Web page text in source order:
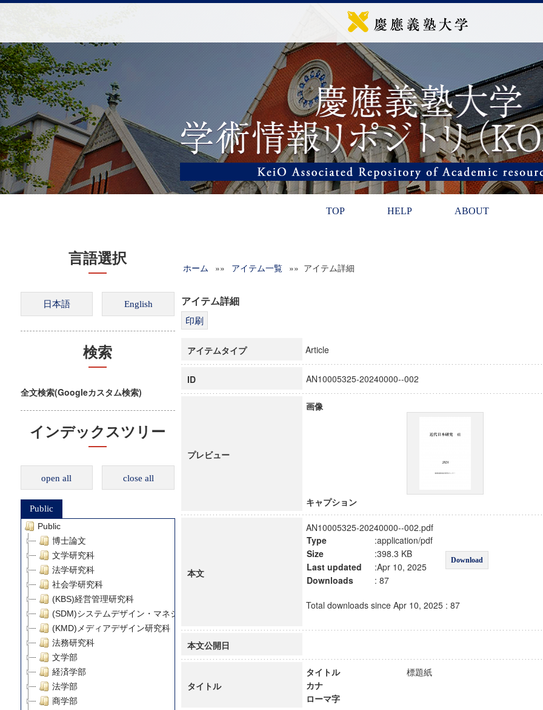
TOP HELP ABOUT
言語選択
検索
全文検索(Googleカスタム検索)
インデックスツリー
open all close all
Public
Public
博士論文
文学研究科
法学研究科
社会学研究科
(KBS)経営管理研究科
(SDM)システムデザイン・マネジメント研究科
(KMD)メディアデザイン研究科
法務研究科
文学部
経済学部
法学部
商学部
ホーム »» アイテム一覧 »» アイテム詳細
アイテム詳細
アイテムタイプ Article
ID AN10005325-20240000--002
プレビュー
画像
キャプション
本文
AN10005325-20240000--002.pdf
Type
:application/pdf
Download
Size
:398.3 KB
Last updated
:Apr 10, 2025
Downloads
: 87
Total downloads since Apr 10, 2025 : 87
本文公開日
タイトル
タイトル
標題紙
カナ
ローマ字